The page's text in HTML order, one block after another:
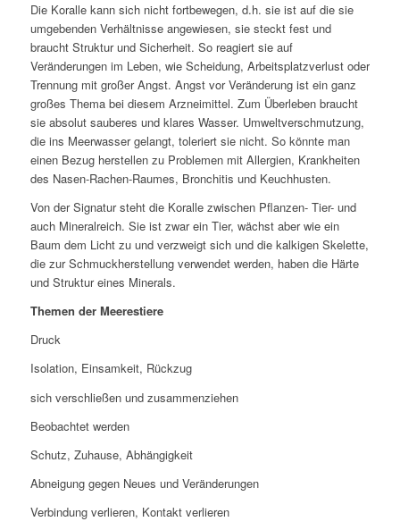
Die Koralle kann sich nicht fortbewegen, d.h. sie ist auf die sie
umgebenden Verhältnisse angewiesen, sie steckt fest und
braucht Struktur und Sicherheit. So reagiert sie auf
Veränderungen im Leben, wie Scheidung, Arbeitsplatzverlust oder
Trennung mit großer Angst. Angst vor Veränderung ist ein ganz
großes Thema bei diesem Arzneimittel. Zum Überleben braucht
sie absolut sauberes und klares Wasser. Umweltverschmutzung,
die ins Meerwasser gelangt, toleriert sie nicht. So könnte man
einen Bezug herstellen zu Problemen mit Allergien, Krankheiten
des Nasen-Rachen-Raumes, Bronchitis und Keuchhusten.
Von der Signatur steht die Koralle zwischen Pflanzen- Tier- und
auch Mineralreich. Sie ist zwar ein Tier, wächst aber wie ein
Baum dem Licht zu und verzweigt sich und die kalkigen Skelette,
die zur Schmuckherstellung verwendet werden, haben die Härte
und Struktur eines Minerals.
Themen der Meerestiere
Druck
Isolation, Einsamkeit, Rückzug
sich verschließen und zusammenziehen
Beobachtet werden
Schutz, Zuhause, Abhängigkeit
Abneigung gegen Neues und Veränderungen
Verbindung verlieren, Kontakt verlieren